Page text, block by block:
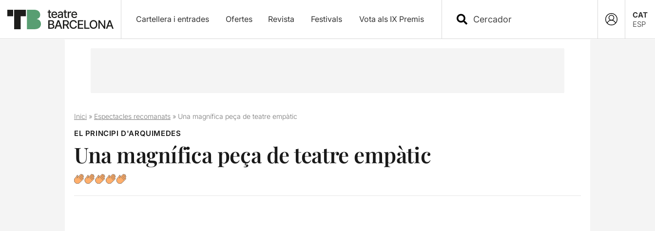
Cartellera i entrades Ofertes Revista Festivals Vota als IX Premis
CAT
ESP
Inici» Espectacles recomanats» Una magnífica peça de teatre empàtic
EL PRINCIPI D'ARQUIMEDES
Una magnífica peça de teatre empàtic